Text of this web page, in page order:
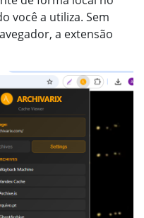
você a utiliza. Sem
a extensão